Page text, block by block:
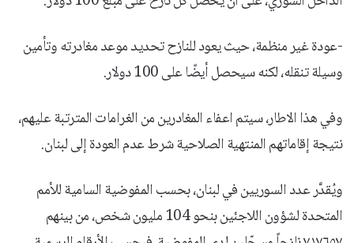
-عودة غير منظمة، حيث يعود للنازح تحديد موعد مغادرته وتأمين
وسيلة تنقله، لكنه سيحصل أيضًا على 100 دولار.
وفي هذا الاطار، سيتم اعفاء المغادرين من الغرامات المترتبة عليهم،
نتيجة إقاماتهم المنتهية الصلاحية شرط عدم العودة إلى لبنان.
ويُقدَّر عدد السوريين في لبنان، بحسب المفوضية السامية للأمم
المتحدة لشؤون اللاجئين بنحو 104 مليون شخص، من بينهم